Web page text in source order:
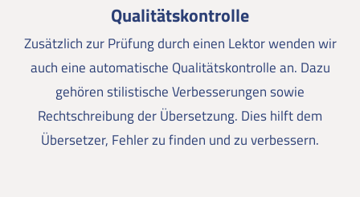
Qualitätskontrolle
Zusätzlich zur Prüfung durch einen Lektor wenden wir
auch eine automatische Qualitätskontrolle an. Dazu
gehören stilistische Verbesserungen sowie
Rechtschreibung der Übersetzung. Dies hilft dem
Übersetzer, Fehler zu finden und zu verbessern.